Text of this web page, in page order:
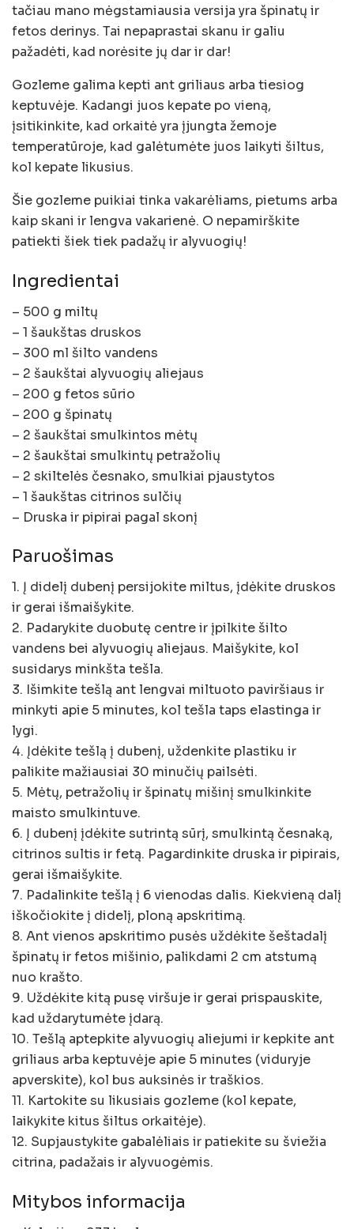
tačiau mano mėgstamiausia versija yra špinatų ir
fetos derinys. Tai nepaprastai skanu ir galiu
pažadėti, kad norėsite jų dar ir dar!
Gozleme galima kepti ant griliaus arba tiesiog
keptuvėje. Kadangi juos kepate po vieną,
įsitikinkite, kad orkaitė yra įjungta žemoje
temperatūroje, kad galėtumėte juos laikyti šiltus,
kol kepate likusius.
Šie gozleme puikiai tinka vakarėliams, pietums arba
kaip skani ir lengva vakarienė. O nepamirškite
patiekti šiek tiek padažų ir alyvuogių!
Ingredientai
– 500 g miltų
– 1 šaukštas druskos
– 300 ml šilto vandens
– 2 šaukštai alyvuogių aliejaus
– 200 g fetos sūrio
– 200 g špinatų
– 2 šaukštai smulkintos mėtų
– 2 šaukštai smulkintų petražolių
– 2 skiltelės česnako, smulkiai pjaustytos
– 1 šaukštas citrinos sulčių
– Druska ir pipirai pagal skonį
Paruošimas
1. Į didelį dubenį persijokite miltus, įdėkite druskos
ir gerai išmaišykite.
2. Padarykite duobutę centre ir įpilkite šilto
vandens bei alyvuogių aliejaus. Maišykite, kol
susidarys minkšta tešla.
3. Išimkite tešlą ant lengvai miltuoto paviršiaus ir
minkyti apie 5 minutes, kol tešla taps elastinga ir
lygi.
4. Įdėkite tešlą į dubenį, uždenkite plastiku ir
palikite mažiausiai 30 minučių pailsėti.
5. Mėtų, petražolių ir špinatų mišinį smulkinkite
maisto smulkintuve.
6. Į dubenį įdėkite sutrintą sūrį, smulkintą česnaką,
citrinos sultis ir fetą. Pagardinkite druska ir pipirais,
gerai išmaišykite.
7. Padalinkite tešlą į 6 vienodas dalis. Kiekvieną dalį
iškočiokite į didelį, ploną apskritimą.
8. Ant vienos apskritimo pusės uždėkite šeštadalį
špinatų ir fetos mišinio, palikdami 2 cm atstumą
nuo krašto.
9. Uždėkite kitą pusę viršuje ir gerai prispauskite,
kad uždarytumėte įdarą.
10. Tešlą aptepkite alyvuogių aliejumi ir kepkite ant
griliaus arba keptuvėje apie 5 minutes (viduryje
apverskite), kol bus auksinės ir traškios.
11. Kartokite su likusiais gozleme (kol kepate,
laikykite kitus šiltus orkaitėje).
12. Supjaustykite gabalėliais ir patiekite su šviežia
citrina, padažais ir alyvuogėmis.
Mitybos informacija